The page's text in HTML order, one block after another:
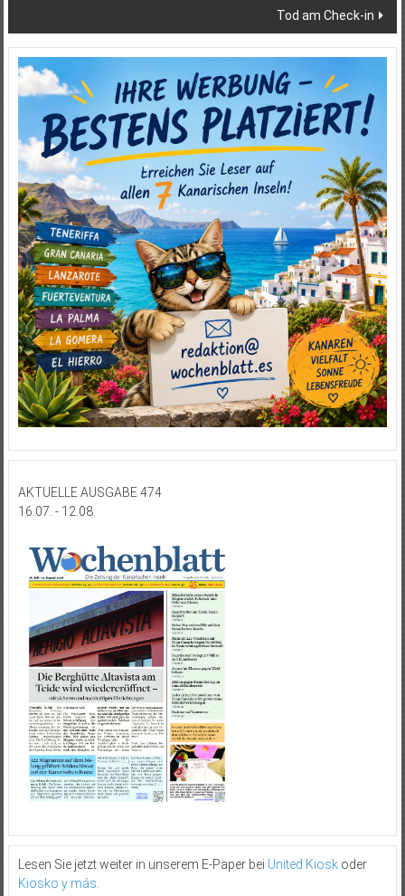
Tod am Check-in
AKTUELLE AUSGABE 474
16.07. - 12.08.
Lesen Sie jetzt weiter in unserem E-Paper bei United Kioskoder
Kiosko y más.